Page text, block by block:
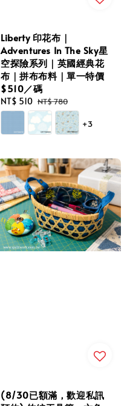
Liberty 印花布｜
Adventures In The Sky星
空探險系列｜英國經典花
布｜拼布布料｜單一特價
$510／碼
Sale
price
NT$ 510 Regular
price
NT$ 780
+3
(8/30已額滿，歡迎私訊